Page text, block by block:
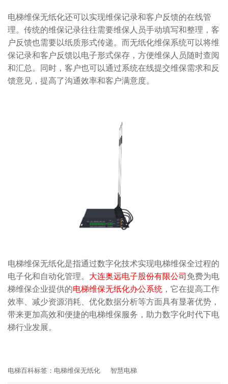
电梯维保无纸化还可以实现维保记录和客户反馈的在线管
理。传统的维保记录往往需要维保人员手动填写和整理，客
户反馈也需要以纸质形式传递。而无纸化维保系统可以将维
保记录和客户反馈以电子形式保存，方便维保人员随时查阅
和汇总。同时，客户也可以通过系统在线提交维保需求和反
馈意见，提高了沟通效率和客户满意度。
电梯维保无纸化是指通过数字化技术实现电梯维保全过程的
电子化和自动化管理。 大连奥远电子股份有限公司免费为电
梯维保企业提供的电梯维保无纸化办公系统 ，它在提高工作
效率、减少资源消耗、优化数据分析等方面具有显著优势，
带来更加高效和便捷的电梯维保服务，助力数字化时代下电
梯行业发展。
电梯百科标签： 电梯维保无纸化 智慧电梯